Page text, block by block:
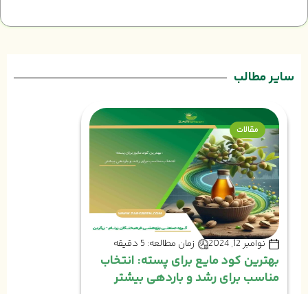
سایر مطالب
مقالات
نوامبر 12, 2024 زمان مطالعه: 5 دقیقه
بهترین کود مایع برای پسته: انتخاب
مناسب برای رشد و باردهی بیشتر